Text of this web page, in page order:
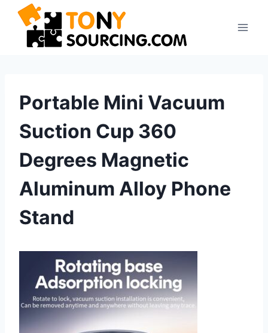
Перейти
содержимому
Portable Mini Vacuum
Suction Cup 360
Degrees Magnetic
Aluminum Alloy Phone
Stand